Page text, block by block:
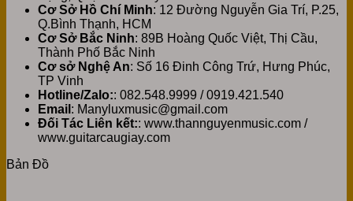
Cơ Sở Hồ Chí Minh: 12 Đường Nguyễn Gia Trí, P.25,
Q.Bình Thạnh, HCM
Cơ Sở Bắc Ninh: 89B Hoàng Quốc Việt, Thị Cầu,
Thành Phố Bắc Ninh
Cơ sở Nghệ An: Số 16 Đinh Công Trứ, Hưng Phúc,
TP Vinh
Hotline/Zalo:: 082.548.9999 / 0919.421.540
Email : Manyluxmusic@gmail.com
Đối Tác Liên kết:: www.thannguyenmusic.com /
www.guitarcaugiay.com
Bản Đồ